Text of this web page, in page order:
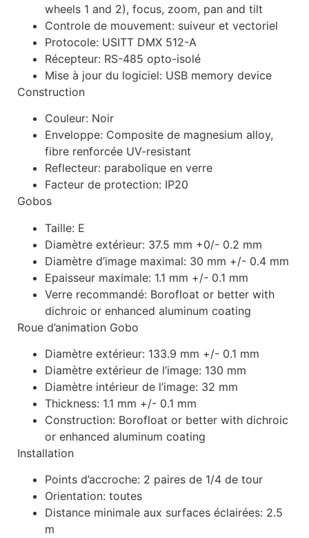
wheels 1 and 2), focus, zoom, pan and tilt
Controle de mouvement: suiveur et vectoriel
Protocole: USITT DMX 512-A
Récepteur: RS-485 opto-isolé
Mise à jour du logiciel: USB memory device
Construction
Couleur: Noir
Enveloppe: Composite de magnesium alloy,
fibre renforcée UV-resistant
Reflecteur: parabolique en verre
Facteur de protection: IP20
Gobos
Taille: E
Diamètre extérieur: 37.5 mm +0/- 0.2 mm
Diamètre d’image maximal: 30 mm +/- 0.4 mm
Epaisseur maximale: 1.1 mm +/- 0.1 mm
Verre recommandé: Borofloat or better with
dichroic or enhanced aluminum coating
Roue d’animation Gobo
Diamètre extérieur: 133.9 mm +/- 0.1 mm
Diamètre extérieur de l’image: 130 mm
Diamètre intérieur de l’image: 32 mm
Thickness: 1.1 mm +/- 0.1 mm
Construction: Borofloat or better with dichroic
or enhanced aluminum coating
Installation
Points d’accroche: 2 paires de 1/4 de tour
Orientation: toutes
Distance minimale aux surfaces éclairées: 2.5
m